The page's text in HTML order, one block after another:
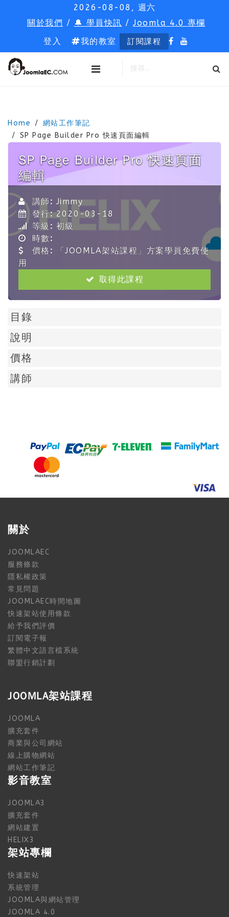
2026-08-08, 週六
關於我們 / 🔔 學員快訊 /Joomla 4.0 專欄
登入
我的教室 訂閱課程
Home
網站工作筆記
SP Page Builder Pro 快速頁面編輯
SP Page Builder Pro 快速頁面
編輯
講師: Jimmy
發行:2020-03-18
等級: 初級
時數:
價格: 「JOOMLA架站課程」方案學員免費使
用
取得此課程
目錄
說明
價格
講師
關於
JOOMLAEC
服務條款
隱私權政策
常見問題
JOOMLAEC時間地圖
快速架站使用條款
給予我們評價
訂閱電子報
繁體中文語言檔系統
聯盟行銷計劃
JOOMLA架站課程
JOOMLA
擴充套件
商業與公司網站
線上購物網站
網站工作筆記
影音教室
JOOMLA3
擴充套件
網站建置
HELIX3
架站專欄
快速架站
系統管理
JOOMLA與網站管理
JOOMLA 4.0